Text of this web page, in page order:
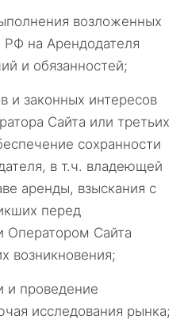
возложенных
РФ на Арендодателя
и обязанностей;
и законных интересов
Сайта или третьих
сохранности
в т.ч. владеющей
аренды, взыскания с
перед
Оператором Сайта
возникновения;
и проведение
исследования рынка;